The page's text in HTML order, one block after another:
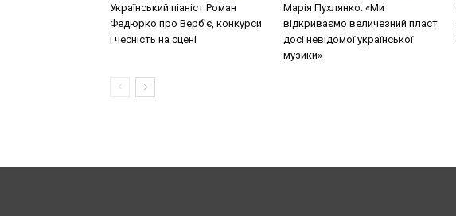
Український піаніст Роман
Федюрко про Верб’є, конкурси
і чесність на сцені
Марія Пухлянко: «Ми
відкриваємо величезний пласт
досі невідомої української
музики»